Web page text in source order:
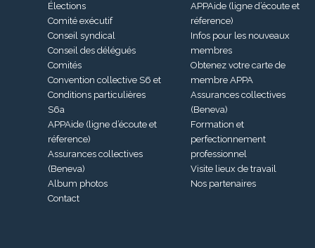
Élections
Comité exécutif
Conseil syndical
Conseil des délégués
Comités
Convention collective S6 et
Conditions particulières
S6a
APPAide (ligne d’écoute et
réference)
Assurances collectives
(Beneva)
Album photos
Contact
APPAide (ligne d’écoute et
réference)
Infos pour les nouveaux
membres
Obtenez votre carte de
membre APPA
Assurances collectives
(Beneva)
Formation et
perfectionnement
professionnel
Visite lieux de travail
Nos partenaires